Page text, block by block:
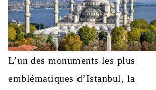
L’un des monuments les plus
emblématiques d’Istanbul, la